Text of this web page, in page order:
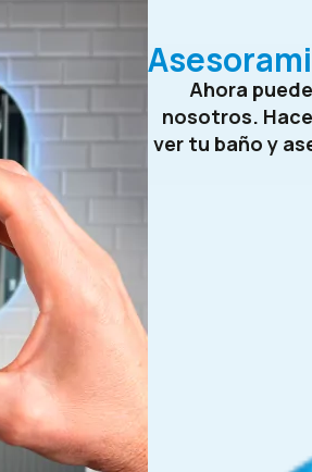
Ahora
nosotros.
ver tu baño y